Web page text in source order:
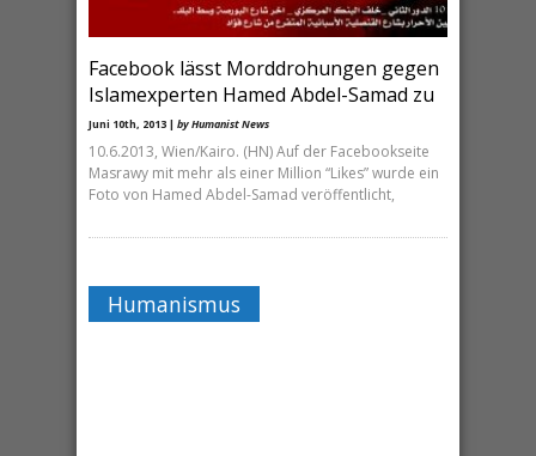
Facebook lässt Morddrohungen gegen
Islamexperten Hamed Abdel-Samad zu
Juni 10th, 2013 | by Humanist News
10.6.2013, Wien/Kairo. (HN) Auf der Facebookseite
Masrawy mit mehr als einer Million “Likes” wurde ein
Foto von Hamed Abdel-Samad veröffentlicht,
Humanismus